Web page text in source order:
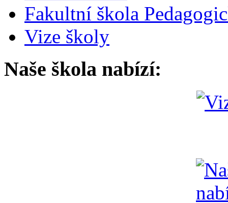
Fakultní škola
Vize školy
Naše škola nabízí: